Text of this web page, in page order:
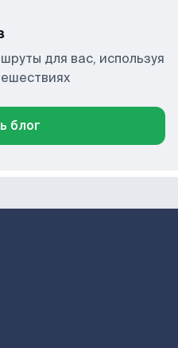
для вас, используя
блог